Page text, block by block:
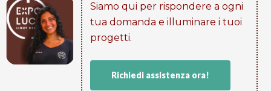
Siamo qui per rispondere a ogni
tua domanda e illuminare i tuoi
progetti​.
Richiedi assistenza ora!